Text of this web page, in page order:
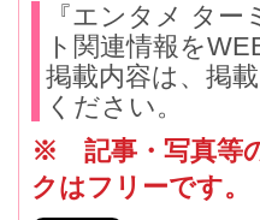
『エンタメ タ
ト関連情報を
掲載内容は、掲
ください。
※ 記事・写真等
クはフリーです。